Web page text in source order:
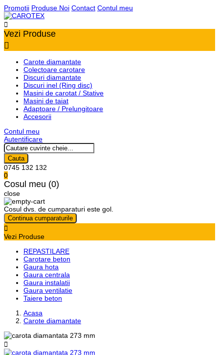
Promotii Produse Noi Contact Contul meu

Vezi Produse

Carote diamantate
Colectoare carotare
Discuri diamantate
Discuri inel (Ring disc)
Masini de carotat / Stative
Masini de taiat
Adaptoare / Prelungitoare
Accesorii
Contul meu
Autentificare
Cauta
0745 132 132
0
Cosul meu (0)
close
Cosul dvs. de cumparaturi este gol.
Continua cumparaturile

Vezi Produse
REPASTILARE
Carotare beton
Gaura hota
Gaura centrala
Gaura instalatii
Gaura ventilatie
Taiere beton
Acasa
Carote diamantate
